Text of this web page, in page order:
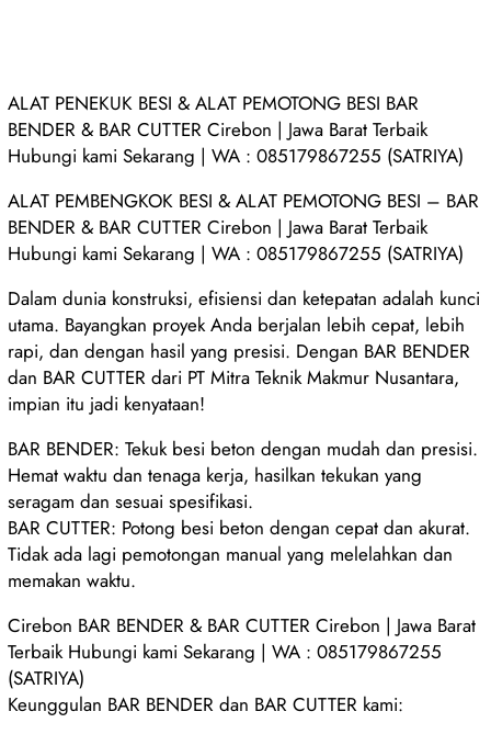
ALAT PENEKUK BESI & ALAT PEMOTONG BESI BAR
BENDER & BAR CUTTER Cirebon | Jawa Barat Terbaik
Hubungi kami Sekarang | WA : 085179867255 (SATRIYA)
ALAT PEMBENGKOK BESI & ALAT PEMOTONG BESI – BAR
BENDER & BAR CUTTER Cirebon | Jawa Barat Terbaik
Hubungi kami Sekarang | WA : 085179867255 (SATRIYA)
Dalam dunia konstruksi, efisiensi dan ketepatan adalah kunci
utama. Bayangkan proyek Anda berjalan lebih cepat, lebih
rapi, dan dengan hasil yang presisi. Dengan BAR BENDER
dan BAR CUTTER dari PT Mitra Teknik Makmur Nusantara,
impian itu jadi kenyataan!
BAR BENDER: Tekuk besi beton dengan mudah dan presisi.
Hemat waktu dan tenaga kerja, hasilkan tekukan yang
seragam dan sesuai spesifikasi.
BAR CUTTER: Potong besi beton dengan cepat dan akurat.
Tidak ada lagi pemotongan manual yang melelahkan dan
memakan waktu.
Cirebon BAR BENDER & BAR CUTTER Cirebon | Jawa Barat
Terbaik Hubungi kami Sekarang | WA : 085179867255
(SATRIYA)
Keunggulan BAR BENDER dan BAR CUTTER kami: